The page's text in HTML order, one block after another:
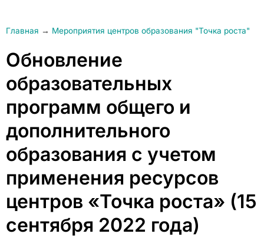
Главная → Мероприятия центров образования "Точка роста"
Обновление
образовательных
программ общего и
дополнительного
образования с учетом
применения ресурсов
центров «Точка роста» (15
сентября 2022 года)